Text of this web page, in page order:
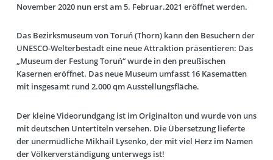
November 2020 nun erst am 5. Februar.2021 eröffnet werden.
Das Bezirksmuseum von Toruń (Thorn) kann den Besuchern der
UNESCO-Welterbestadt eine neue Attraktion präsentieren: Das
„Museum der Festung Toruń“ wurde in den preußischen
Kasernen eröffnet. Das neue Museum umfasst 16 Kasematten
mit insgesamt rund 2.000 qm Ausstellungsfläche.
Der kleine Videorundgang ist im Originalton und wurde von uns
mit deutschen Untertiteln versehen. Die Übersetzung lieferte
der unermüdliche Mikhail Lysenko, der mit viel Herz im Namen
der Völkerverständigung unterwegs ist!